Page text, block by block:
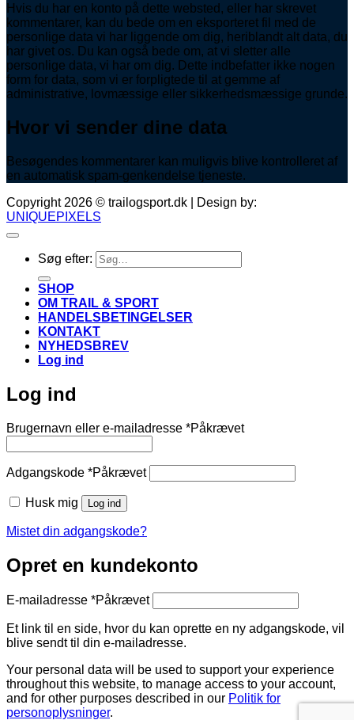
Hvis du har en konto på dette websted, eller har skrevet
kommentarer, kan du bede om en eksporteret fil med de
personlige data vi har liggende om dig, heriblandt alt data, du
har givet os. Du kan også bede om, at vi sletter alle
personlige data, vi har om dig. Dette indbefatter ikke nogen
form for data, som vi er forpligtede til at gemme af
administrative, lovmæssige eller sikkerhedsmæssige grunde.
Hvor vi sender dine data
Besøgendes kommentarer kan muligvis blive kontrolleret af
en automatisk spam-genkendelse tjeneste.
Copyright 2026 © trailogsport.dk | Design by:
UNIQUEPIXELS
Søg efter:
SHOP
OM TRAIL & SPORT
HANDELSBETINGELSER
KONTAKT
NYHEDSBREV
Log ind
Log ind
Brugernavn eller e-mailadresse *Påkrævet
Adgangskode *Påkrævet
Husk mig Log ind
Mistet din adgangskode?
Opret en kundekonto
E-mailadresse *Påkrævet
Et link til en side, hvor du kan oprette en ny adgangskode, vil
blive sendt til din e-mailadresse.
Your personal data will be used to support your experience
throughout this website, to manage access to your account,
and for other purposes described in our Politik for
personoplysninger.